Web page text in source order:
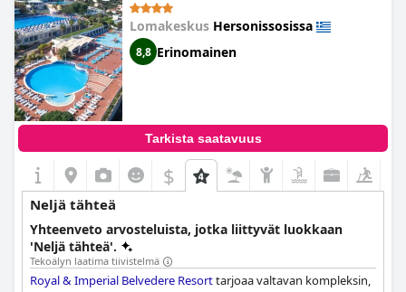
Lomakeskus Hersonissosissa
8,8 Erinomainen
Tarkista saatavuus
$
Neljä tähteä
Yhteenveto arvosteluista, jotka liittyvät luokkaan
'Neljä tähteä'.
Tekoälyn laatima tiivistelmä
Royal & Imperial Belvedere Resorttarjoaa valtavan kompleksin,